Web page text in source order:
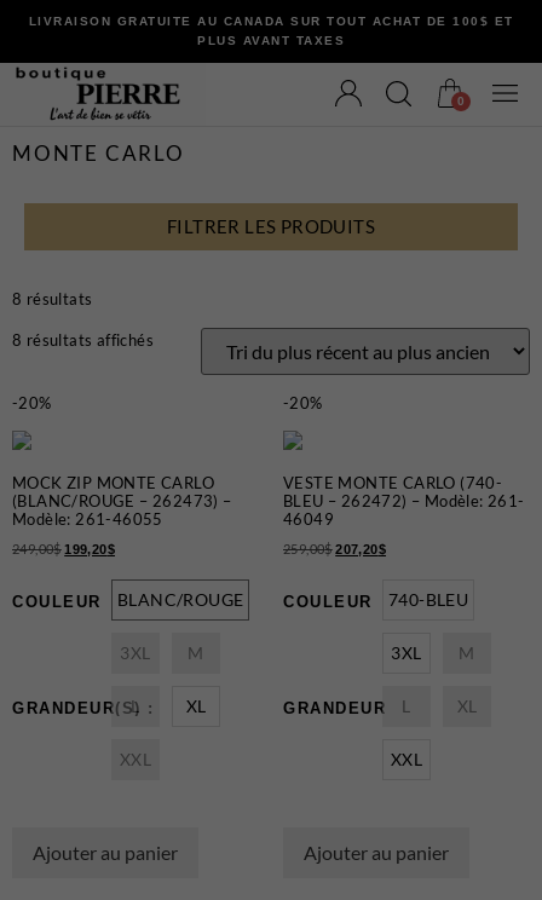
LIVRAISON GRATUITE AU CANADA SUR TOUT ACHAT DE 100$ ET
PLUS AVANT TAXES
VÊTEMENTS
Bermudas
Chandails et Cardigans
Pantalons
Vestons
ACCESSOIRES
Cravates et Noeuds Papillons
0
MONTE CARLO
FILTRER LES PRODUITS
8 résultats
8 résultats affichés
-20%
MOCK ZIP MONTE CARLO
(BLANC/ROUGE – 262473) –
Modèle: 261-46055
249,00$ 199,20$
COULEUR BLANC/ROUGE
GRANDEUR(S) :
3XL M
L XL
XXL
Ajouter au panier
-20%
VESTE MONTE CARLO (740-
BLEU – 262472) – Modèle: 261-
46049
259,00$ 207,20$
COULEUR 740-BLEU
GRANDEUR
3XL M
L XL
XXL
Ajouter au panier